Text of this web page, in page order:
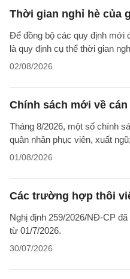
Thời gian nghỉ hè của
Để đồng bộ các quy định mới
là quy định cụ thể thời gian
02/08/2026
Chính sách mới về
Tháng 8/2026, một số chính
quân nhân phục viên, xuất
01/08/2026
Các trường hợp thôi
Nghị định 259/2026/NĐ-CP
từ 01/7/2026.
30/07/2026